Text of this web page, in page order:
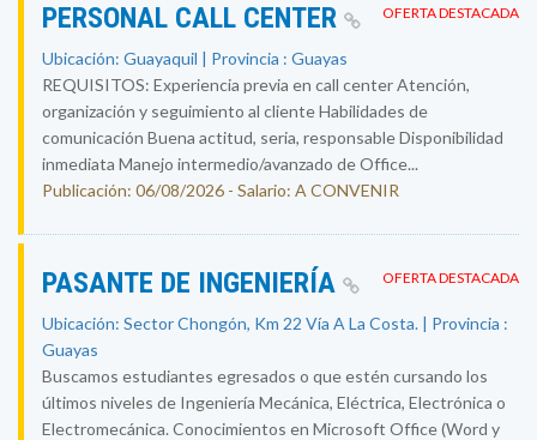
OFERTA DESTACADA
PERSONAL CALL CENTER
Ubicación: Guayaquil | Provincia : Guayas
REQUISITOS: Experiencia previa en call center Atención,
organización y seguimiento al cliente Habilidades de
comunicación Buena actitud, seria, responsable Disponibilidad
inmediata Manejo intermedio/avanzado de Office...
Publicación: 06/08/2026 - Salario: A CONVENIR
OFERTA DESTACADA
PASANTE DE INGENIERÍA
Ubicación: Sector Chongón, Km 22 Vía A La Costa. | Provincia :
Guayas
Buscamos estudiantes egresados o que estén cursando los
últimos niveles de Ingeniería Mecánica, Eléctrica, Electrónica o
Electromecánica. Conocimientos en Microsoft Office (Word y